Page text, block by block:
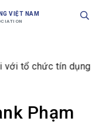
VIỆT NAM
tín dụng từ ngày
Phạm